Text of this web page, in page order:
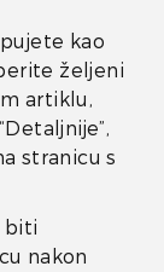
kao
željeni
artiklu,
stranicu s
biti
nakon